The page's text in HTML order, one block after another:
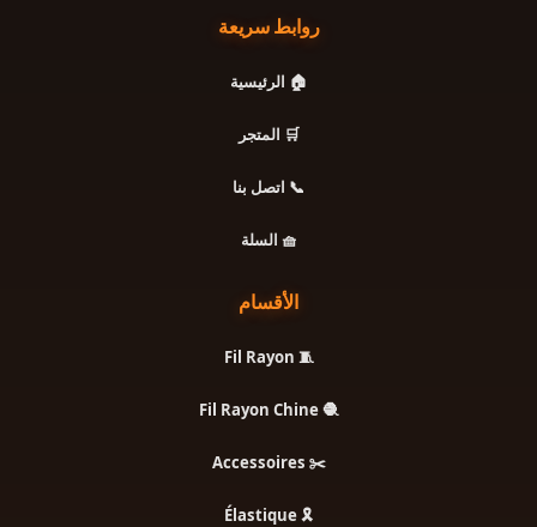
روابط سريعة
🏠 الرئيسية
🛒 المتجر
📞 اتصل بنا
🧺 السلة
الأقسام
🧵 Fil Rayon
🧶 Fil Rayon Chine
✂️ Accessoires
🎗️ Élastique